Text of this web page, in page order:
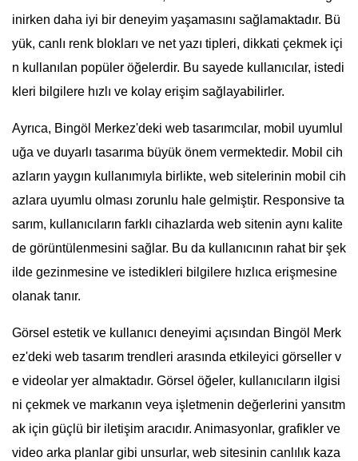
inirken daha iyi bir deneyim yaşamasını sağlamaktadır. Bü
yük, canlı renk blokları ve net yazı tipleri, dikkati çekmek içi
n kullanılan popüler öğelerdir. Bu sayede kullanıcılar, istedi
kleri bilgilere hızlı ve kolay erişim sağlayabilirler.
Ayrıca, Bingöl Merkez'deki web tasarımcılar, mobil uyumlul
uğa ve duyarlı tasarıma büyük önem vermektedir. Mobil cih
azların yaygın kullanımıyla birlikte, web sitelerinin mobil cih
azlara uyumlu olması zorunlu hale gelmiştir. Responsive ta
sarım, kullanıcıların farklı cihazlarda web sitenin aynı kalite
de görüntülenmesini sağlar. Bu da kullanıcının rahat bir şek
ilde gezinmesine ve istedikleri bilgilere hızlıca erişmesine
olanak tanır.
Görsel estetik ve kullanıcı deneyimi açısından Bingöl Merk
ez'deki web tasarım trendleri arasında etkileyici görseller v
e videolar yer almaktadır. Görsel öğeler, kullanıcıların ilgisi
ni çekmek ve markanın veya işletmenin değerlerini yansıtm
ak için güçlü bir iletişim aracıdır. Animasyonlar, grafikler ve
video arka planlar gibi unsurlar, web sitesinin canlılık kaza